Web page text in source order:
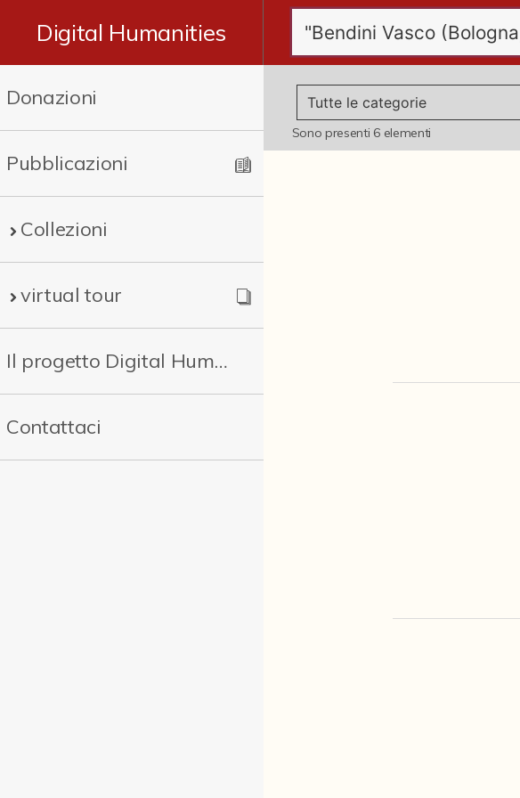
Digital Humanities
Donazioni
Pubblicazioni
Collezioni
virtual tour
Il progetto Digital Humanities
Contattaci
Sono presenti 6elementi